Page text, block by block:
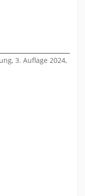
3. Auflage 2024,